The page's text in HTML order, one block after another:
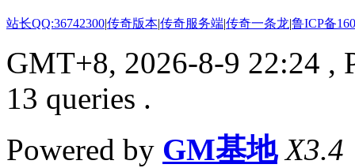
站长QQ:36742300|传奇版本|传奇服务端|传奇一条龙|鲁ICP备
GMT+8, 2026-8-9 22:24 ,
13 queries .
Powered by GM基地 X3.4